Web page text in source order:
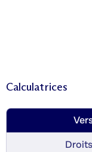
Calculatrices